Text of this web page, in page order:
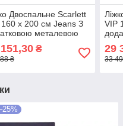
Двоспальне Scarlett
160 х 200 см Jeans З
металевою
рамою
₴
₴
VIP
29
33